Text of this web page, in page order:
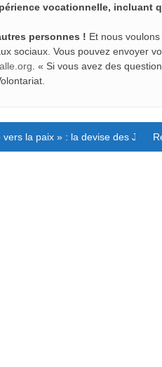
vocationnelle, incluant
personnes ! Et nous
sociaux. Vous pouvez envoyer
. « Si vous avez des
la paix » : la devise des